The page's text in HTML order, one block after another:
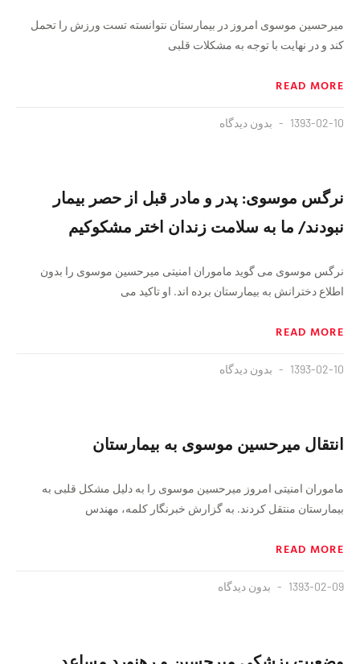
میرحسین موسوی امروز در بیمارستان نتوانسته تست ورزش را تحمل
کند و در نهایت با توجه به مشکلات قلبی
READ MORE
1393-02-10 بدون دیدگاه
نرگس موسوی: پدر و مادر قبل از حصر بیمار
نبودند/ ما به سلامت زندان اختر مشکوکیم
نرگس موسوی می گوید ماموران امنیتی میرحسین موسوی را بدون
اطلاع دخترانش به بیمارستان برده اند. او تاکید می
READ MORE
1393-02-10 بدون دیدگاه
انتقال میرحسین موسوی به بیمارستان
ماموران امنیتی امروز میرحسین موسوی را به دلیل مشکل قلبی به
بیمارستان منتقل کردند. به گزارش خبرنگار کلمه، مهندس
READ MORE
1393-02-09 بدون دیدگاه